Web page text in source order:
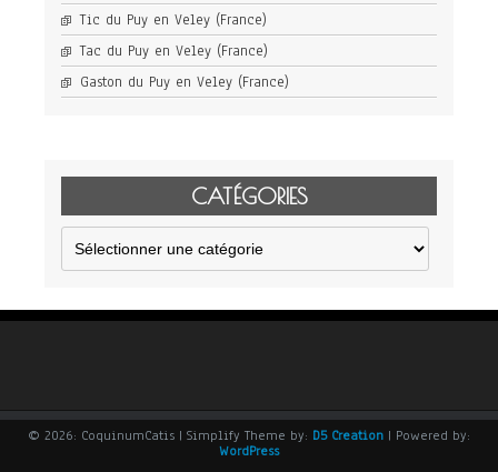
Tic du Puy en Veley (France)
Tac du Puy en Veley (France)
Gaston du Puy en Veley (France)
CATÉGORIES
Catégories
© 2026: CoquinumCatis | Simplify Theme by: D5 Creation | Powered by:
WordPress